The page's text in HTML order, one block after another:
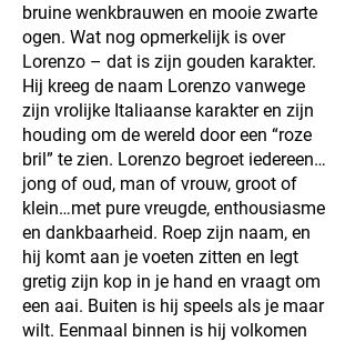
bruine wenkbrauwen en mooie zwarte
ogen. Wat nog opmerkelijk is over
Lorenzo – dat is zijn gouden karakter.
Hij kreeg de naam Lorenzo vanwege
zijn vrolijke Italiaanse karakter en zijn
houding om de wereld door een “roze
bril” te zien. Lorenzo begroet iedereen…
jong of oud, man of vrouw, groot of
klein…met pure vreugde, enthousiasme
en dankbaarheid. Roep zijn naam, en
hij komt aan je voeten zitten en legt
gretig zijn kop in je hand en vraagt om
een aai. Buiten is hij speels als je maar
wilt. Eenmaal binnen is hij volkomen